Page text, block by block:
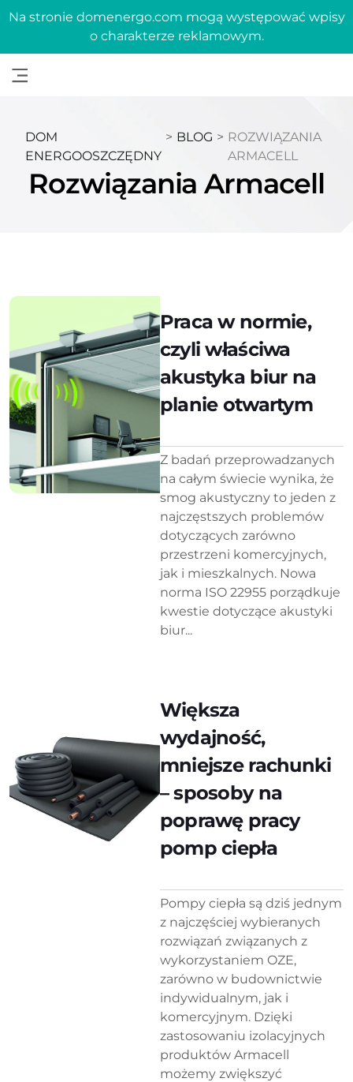
Na stronie domenergo.com mogą występować wpisy
o charakterze reklamowym.
DOM
ENERGOOSZCZĘDNY
> BLOG > ROZWIĄZANIA
ARMACELL
Rozwiązania Armacell
Praca w normie,
czyli właściwa
akustyka biur na
planie otwartym
Z badań przeprowadzanych
na całym świecie wynika, że
smog akustyczny to jeden z
najczęstszych problemów
dotyczących zarówno
przestrzeni komercyjnych,
jak i mieszkalnych. Nowa
norma ISO 22955 porządkuje
kwestie dotyczące akustyki
biur...
Większa
wydajność,
mniejsze rachunki
– sposoby na
poprawę pracy
pomp ciepła
Pompy ciepła są dziś jednym
z najczęściej wybieranych
rozwiązań związanych z
wykorzystaniem OZE,
zarówno w budownictwie
indywidualnym, jak i
komercyjnym. Dzięki
zastosowaniu izolacyjnych
produktów Armacell
możemy zwiększyć